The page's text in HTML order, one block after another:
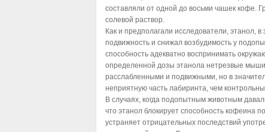
составляли от одной до восьми чашек кофе.
солевой раствор.
Как и предполагали исследователи, этанол,
подвижность и снижал возбудимость у
способность адекватно воспринимать
определенной дозы этанола нетрезвые
расслабленными и подвижными, но в
неприятную часть лабиринта, чем
В случаях, когда подопытным животным
что этанол блокирует способность кофеина
устраняет отрицательных последствий